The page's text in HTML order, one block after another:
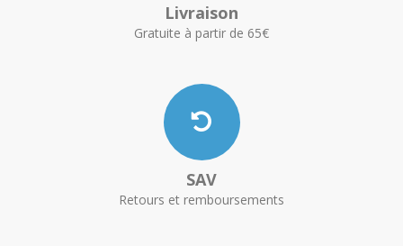
Livraison
Gratuite à partir de 65€
SAV
Retours et remboursements